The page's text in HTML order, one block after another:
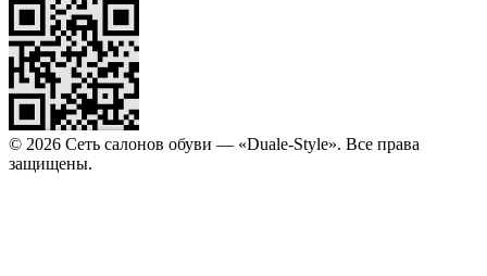
© 2026 Сеть салонов обуви — «Duale-Style». Все права
защищены.